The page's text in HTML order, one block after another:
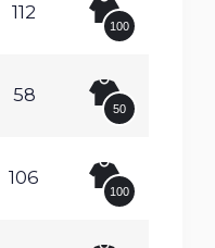
112
100
58
50
106
100